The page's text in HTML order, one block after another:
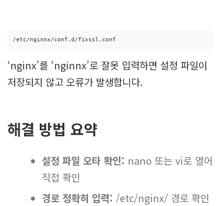
/etc/nginnx/conf.d/fixssl.conf
‘nginx’를 ‘nginnx’로 잘못 입력하면 설정 파일이
저장되지 않고 오류가 발생합니다.
해결 방법 요약
설정 파일 오타 확인: nano 또는 vi로 열어
직접 확인
경로 정확히 입력: /etc/nginx/ 경로 확인